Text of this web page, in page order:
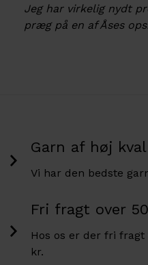
Jeg har virkelig nydt
præg på en af Åses
Garn af høj
Vi har den bedste
Fri fragt over
Hos os er der fri
kr.